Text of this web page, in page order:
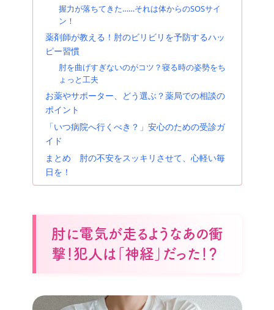
握力が落ちてきた……それは体からのSOSサイ
ン！
薬剤師が教える！肘のビリビリを予防するハッ
ピー習慣
肘を曲げすぎないのがコツ？寝る時の姿勢をち
ょっと工夫
お薬やサポーター、どう選ぶ？薬局での相談の
ポイント
「いつ病院へ行くべき？」安心のための受診ガ
イド
まとめ 肘の不安をスッキリさせて、心軽い毎
日を！
肘に電気が走るようなあの衝
撃！犯人は「神経」だった！？